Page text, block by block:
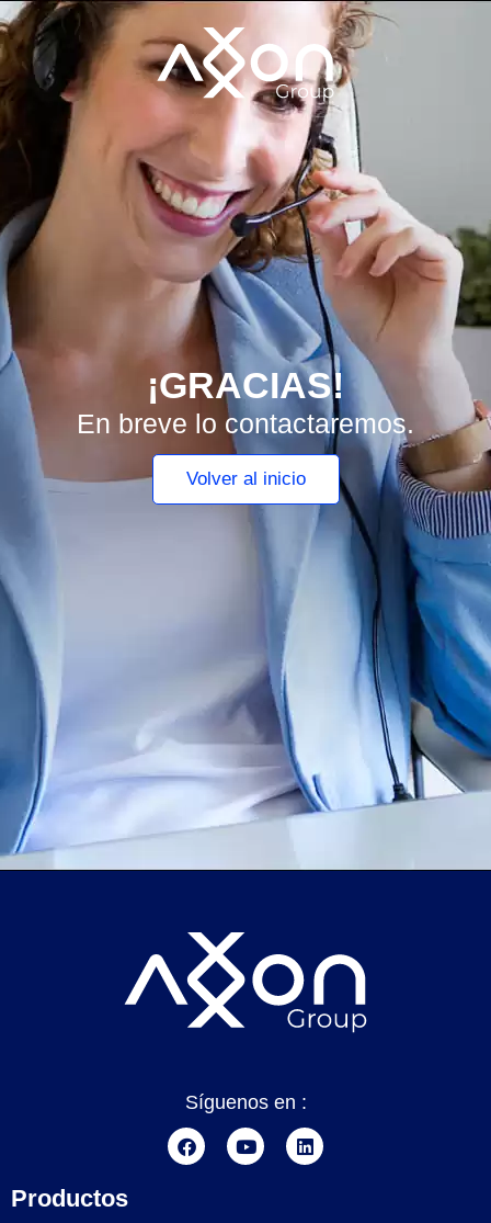
¡GRACIAS!
En breve lo contactaremos.
Volver al inicio
Síguenos en :
Productos